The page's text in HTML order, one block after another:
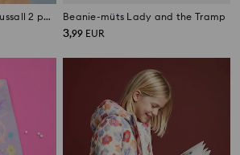
Puuvillane müts ja kaelussall 2 pack Beanie-müts Lady and the Tramp
3,99 EUR